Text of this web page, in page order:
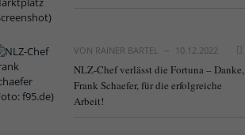
VON RAINER BARTEL 10.12.2022
NLZ-Chef verlässt die Fortuna – Danke,
Frank Schaefer, für die erfolgreiche
Arbeit!